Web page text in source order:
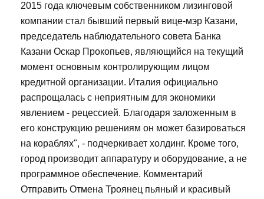
2015 года ключевым собственником лизинговой
компании стал бывший первый вице-мэр Казани,
председатель наблюдательного совета Банка
Казани Оскар Прокопьев, являющийся на текущий
момент основным контролирующим лицом
кредитной организации. Италия официально
распрощалась с неприятным для экономики
явлением - рецессией. Благодаря заложенным в
его конструкцию решениям он может базироваться
на кораблях", - подчеркивает холдинг. Кроме того,
город производит аппаратуру и оборудование, а не
программное обеспечение. Комментарий
Отправить Отмена Троянец пьяный и красивый